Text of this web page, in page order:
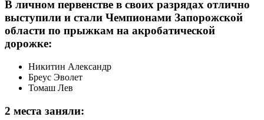
В личном первенстве в своих разрядах отлично
выступили и стали Чемпионами Запорожской
области по прыжкам на акробатической
дорожке:
Никитин Александр
Бреус Эволет
Томаш Лев
2 места заняли: